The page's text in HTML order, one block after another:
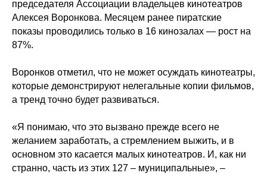
председателя Ассоциации владельцев кинотеатров
Алексея Воронкова. Месяцем ранее пиратские
показы проводились только в 16 кинозалах — рост на
87%.
Воронков отметил, что не может осуждать кинотеатры,
которые демонстрируют нелегальные копии фильмов,
а тренд точно будет развиваться.
«Я понимаю, что это вызвано прежде всего не
желанием заработать, а стремлением выжить, и в
основном это касается малых кинотеатров. И, как ни
странно, часть из этих 127 – муниципальные», –